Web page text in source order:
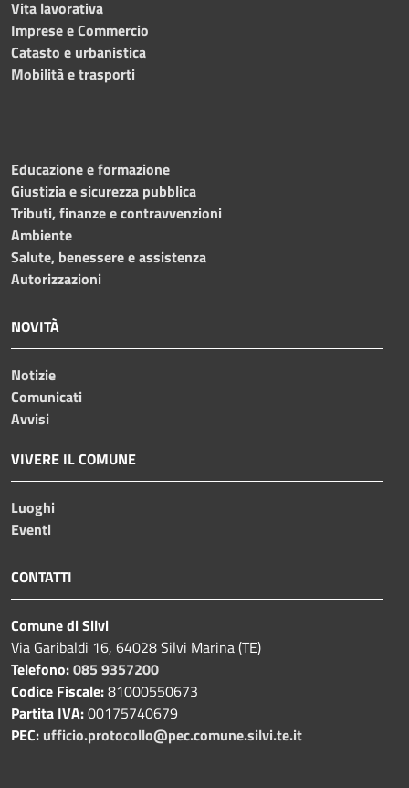
Vita lavorativa
Imprese e Commercio
Catasto e urbanistica
Mobilità e trasporti
Educazione e formazione
Giustizia e sicurezza pubblica
Tributi, finanze e contravvenzioni
Ambiente
Salute, benessere e assistenza
Autorizzazioni
NOVITÀ
Notizie
Comunicati
Avvisi
VIVERE IL COMUNE
Luoghi
Eventi
CONTATTI
Comune di Silvi
Via Garibaldi 16, 64028 Silvi Marina (TE)
Telefono:085 9357200
Codice Fiscale:81000550673
Partita IVA:00175740679
PEC: ufficio.protocollo@pec.comune.silvi.te.it